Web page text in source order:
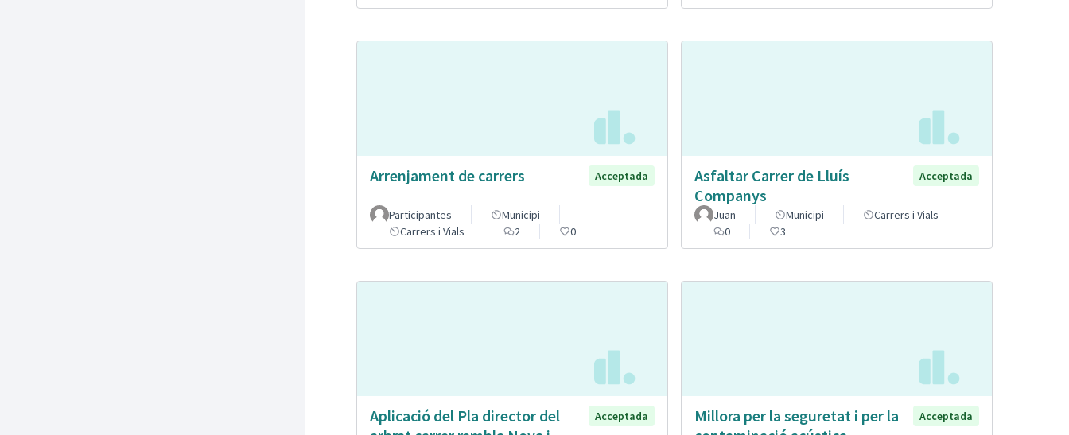
Arrenjament de carrers Acceptada
Participantes
Municipi
Carrers i Vials
2 0
Asfaltar Carrer de Lluís
Companys
Acceptada
Juan Municipi
Carrers i Vials
0
3
Aplicació del Pla director del
Acceptada
Millora per la seguretat i per la
Acceptada